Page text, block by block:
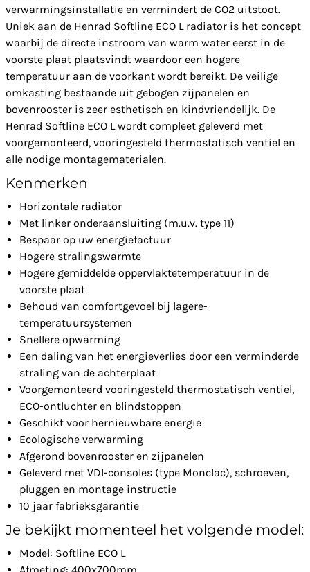
verwarmingsinstallatie en vermindert de CO2 uitstoot.
Uniek aan de Henrad Softline ECO L radiator is het concept
waarbij de directe instroom van warm water eerst in de
voorste plaat plaatsvindt waardoor een hogere
temperatuur aan de voorkant wordt bereikt. De veilige
omkasting bestaande uit gebogen zijpanelen en
bovenrooster is zeer esthetisch en kindvriendelijk. De
Henrad Softline ECO L wordt compleet geleverd met
voorgemonteerd, vooringesteld thermostatisch ventiel en
alle nodige montagematerialen.
Kenmerken
Horizontale radiator
Met linker onderaansluiting (m.u.v. type 11)
Bespaar op uw energiefactuur
Hogere stralingswarmte
Hogere gemiddelde oppervlaktetemperatuur in de
voorste plaat
Behoud van comfortgevoel bij lagere-
temperatuursystemen
Snellere opwarming
Een daling van het energieverlies door een verminderde
straling van de achterplaat
Voorgemonteerd vooringesteld thermostatisch ventiel,
ECO-ontluchter en blindstoppen
Geschikt voor hernieuwbare energie
Ecologische verwarming
Afgerond bovenrooster en zijpanelen
Geleverd met VDI-consoles (type Monclac), schroeven,
pluggen en montage instructie
10 jaar fabrieksgarantie
Je bekijkt momenteel het volgende model:
Model: Softline ECO L